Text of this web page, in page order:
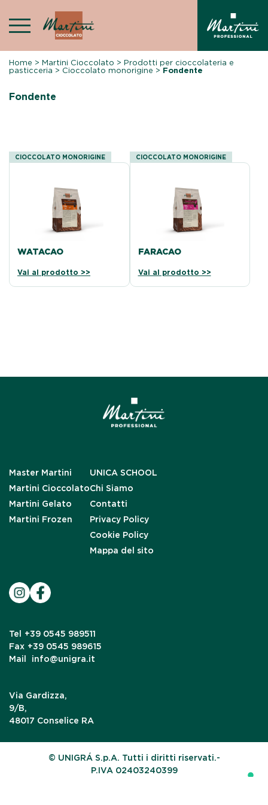
content
Home >Martini Cioccolato >Prodotti per cioccolateria e
pasticceria > Cioccolato monorigine > Fondente
Fondente
CIOCCOLATO MONORIGINE
WATACAO
Vai al prodotto >>
CIOCCOLATO MONORIGINE
FARACAO
Vai al prodotto >>
Master Martini
Martini Cioccolato
Martini Gelato
Martini Frozen
UNICA SCHOOL
Chi Siamo
Contatti
Privacy Policy
Cookie Policy
Mappa del sito
Tel
+39 0545 989511
Fax +39 0545 989615
Mail
info@unigra.it
Via Gardizza,
9/B,
48017 Conselice RA
© UNIGRÁ S.p.A. Tutti i diritti riservati.-
P.IVA 02403240399